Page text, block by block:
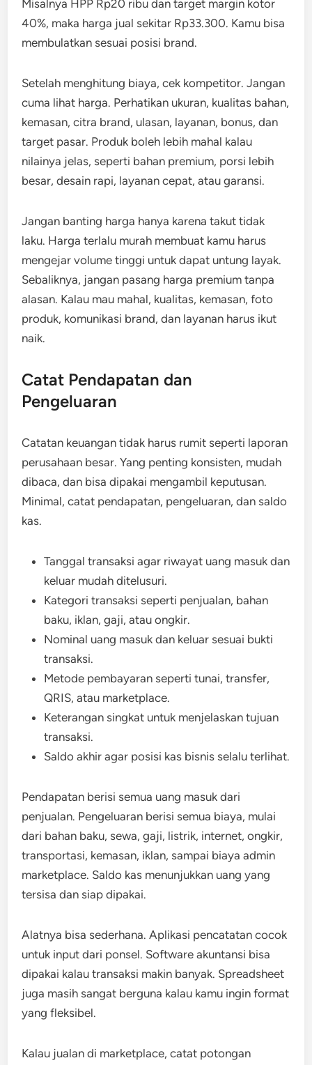
Misalnya HPP Rp20 ribu dan target margin kotor
40%, maka harga jual sekitar Rp33.300. Kamu bisa
membulatkan sesuai posisi brand.
Setelah menghitung biaya, cek kompetitor. Jangan
cuma lihat harga. Perhatikan ukuran, kualitas bahan,
kemasan, citra brand, ulasan, layanan, bonus, dan
target pasar. Produk boleh lebih mahal kalau
nilainya jelas, seperti bahan premium, porsi lebih
besar, desain rapi, layanan cepat, atau garansi.
Jangan banting harga hanya karena takut tidak
laku. Harga terlalu murah membuat kamu harus
mengejar volume tinggi untuk dapat untung layak.
Sebaliknya, jangan pasang harga premium tanpa
alasan. Kalau mau mahal, kualitas, kemasan, foto
produk, komunikasi brand, dan layanan harus ikut
naik.
Catat Pendapatan dan
Pengeluaran
Catatan keuangan tidak harus rumit seperti laporan
perusahaan besar. Yang penting konsisten, mudah
dibaca, dan bisa dipakai mengambil keputusan.
Minimal, catat pendapatan, pengeluaran, dan saldo
kas.
Tanggal transaksi agar riwayat uang masuk dan
keluar mudah ditelusuri.
Kategori transaksi seperti penjualan, bahan
baku, iklan, gaji, atau ongkir.
Nominal uang masuk dan keluar sesuai bukti
transaksi.
Metode pembayaran seperti tunai, transfer,
QRIS, atau marketplace.
Keterangan singkat untuk menjelaskan tujuan
transaksi.
Saldo akhir agar posisi kas bisnis selalu terlihat.
Pendapatan berisi semua uang masuk dari
penjualan. Pengeluaran berisi semua biaya, mulai
dari bahan baku, sewa, gaji, listrik, internet, ongkir,
transportasi, kemasan, iklan, sampai biaya admin
marketplace. Saldo kas menunjukkan uang yang
tersisa dan siap dipakai.
Alatnya bisa sederhana. Aplikasi pencatatan cocok
untuk input dari ponsel. Software akuntansi bisa
dipakai kalau transaksi makin banyak. Spreadsheet
juga masih sangat berguna kalau kamu ingin format
yang fleksibel.
Kalau jualan di marketplace, catat potongan